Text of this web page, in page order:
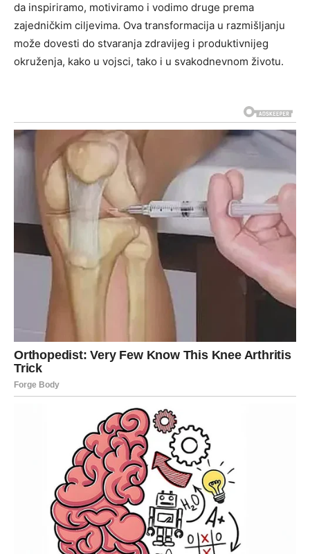
da inspiriramo, motiviramo i vodimo druge prema
zajedničkim ciljevima. Ova transformacija u razmišljanju
može dovesti do stvaranja zdravijeg i produktivnijeg
okruženja, kako u vojsci, tako i u svakodnevnom životu.